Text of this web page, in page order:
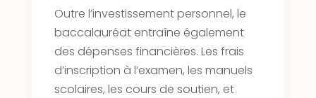
Outre l’investissement personnel, le
baccalauréat entraîne également
des dépenses financières. Les frais
d’inscription à l’examen, les manuels
scolaires, les cours de soutien, et